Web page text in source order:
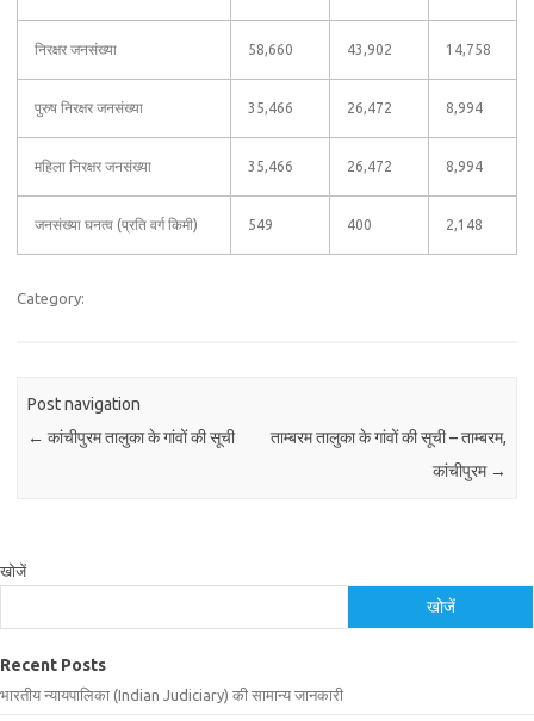
निरक्षर जनसंख्या 58,660 43,902 14,758
पुरुष निरक्षर जनसंख्या 35,466 26,472 8,994
महिला निरक्षर जनसंख्या 35,466 26,472 8,994
जनसंख्या घनत्व (प्रति वर्ग किमी) 549 400 2,148
Category:
Post navigation
← कांचीपुरम तालुका के गांवों की सूची
ताम्बरम तालुका के गांवों की सूची – ताम्बरम,
कांचीपुरम →
खोजें
खोजें
Recent Posts
भारतीय न्यायपालिका (Indian Judiciary) की सामान्य जानकारी